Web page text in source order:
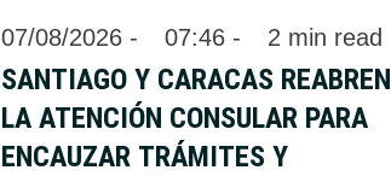
07/08/2026 - 07:46 - 2 min read
SANTIAGO Y CARACAS REABREN
LA ATENCIÓN CONSULAR PARA
ENCAUZAR TRÁMITES Y